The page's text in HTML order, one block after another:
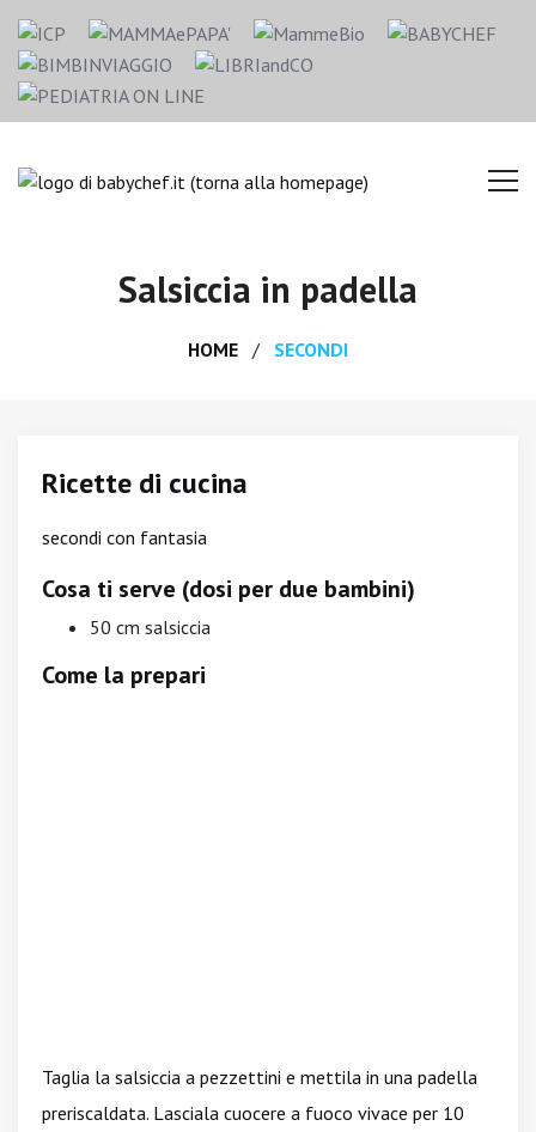
Salsiccia in padella
HOME SECONDI
Ricette di cucina
secondi con fantasia
Cosa ti serve (dosi per due bambini)
50 cm salsiccia
Come la prepari
Taglia la salsiccia a pezzettini e mettila in una padella
preriscaldata. Lasciala cuocere a fuoco vivace per 10